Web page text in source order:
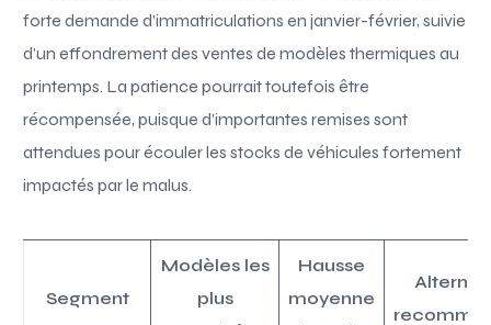
forte demande d’immatriculations en janvier-février, suivie
d’un effondrement des ventes de modèles thermiques au
printemps. La patience pourrait toutefois être
récompensée, puisque d’importantes remises sont
attendues pour écouler les stocks de véhicules fortement
impactés par le malus.
Segment
Modèles les
plus
Hausse
moyenne